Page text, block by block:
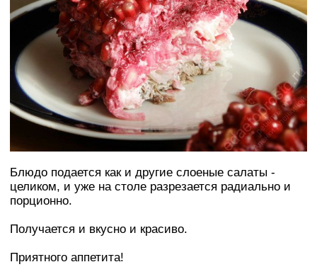
Блюдо подается как и другие слоеные салаты -
целиком, и уже на столе разрезается радиально и
порционно.
Получается и вкусно и красиво.
Приятного аппетита!